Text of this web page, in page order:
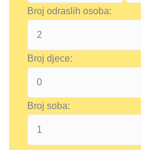
Broj odraslih osoba:
Broj djece:
Broj soba: